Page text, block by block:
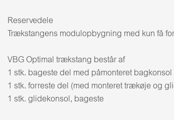
Reservedele
Trækstangens modulopbygning med kun få
VBG Optimal trækstang består af
1 stk. bageste del med påmonteret
1 stk. forreste del (med monteret trækøje og
1 stk. glidekonsol, bageste